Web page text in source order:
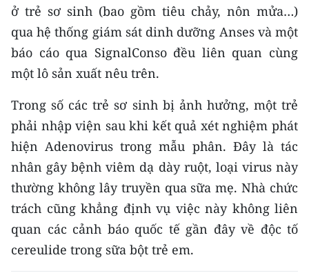
Media Kinh tế
Media Văn hóa
Media Xã hội
Media Pháp luật
Media Du lịch
Media Thế giới
Media Thể thao
Media Giáo dục
Media Y tế
ở trẻ sơ sinh (bao gồm tiêu chảy, nôn mửa…)
qua hệ thống giám sát dinh dưỡng Anses và một
báo cáo qua SignalConso đều liên quan cùng
một lô sản xuất nêu trên.
Trong số các trẻ sơ sinh bị ảnh hưởng, một trẻ
phải nhập viện sau khi kết quả xét nghiệm phát
hiện Adenovirus trong mẫu phân. Đây là tác
nhân gây bệnh viêm dạ dày ruột, loại virus này
thường không lây truyền qua sữa mẹ. Nhà chức
trách cũng khẳng định vụ việc này không liên
quan các cảnh báo quốc tế gần đây về độc tố
cereulide trong sữa bột trẻ em.